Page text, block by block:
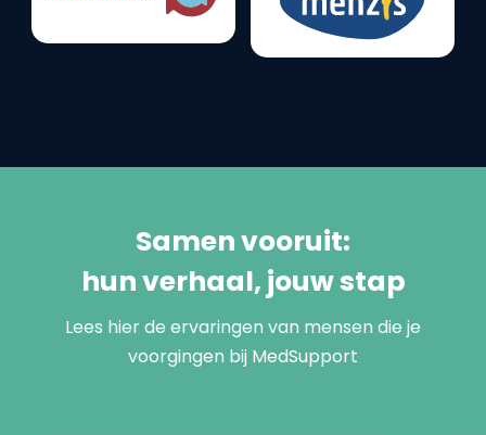
Samen vooruit:
hun verhaal, jouw stap
Lees hier de ervaringen van mensen die je
voorgingen bij MedSupport